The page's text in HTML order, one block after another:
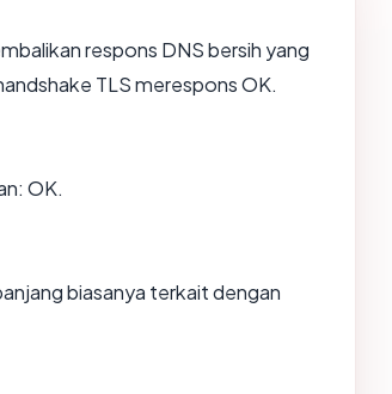
respons DNS bersih yang
TLS merespons OK.
OK.
biasanya terkait dengan